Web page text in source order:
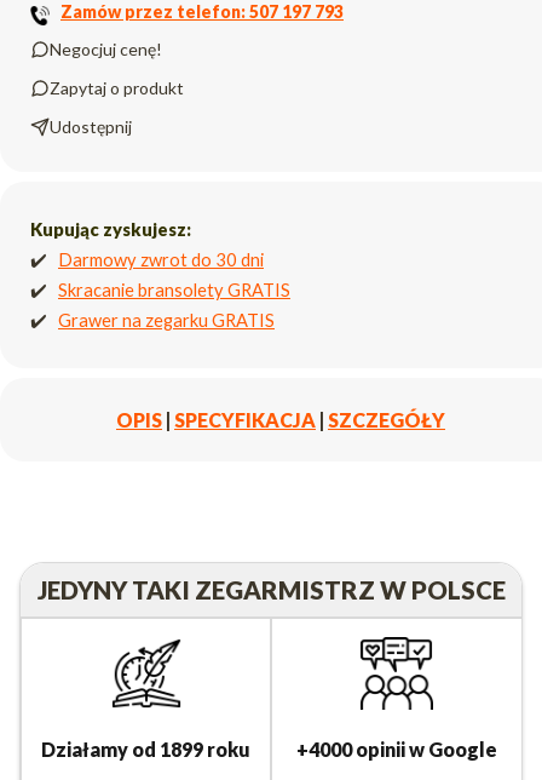
Zamów przez telefon: 507 197 793
Negocjuj cenę!
Zapytaj o produkt
Udostępnij
Kupując zyskujesz:
✔️ Darmowy zwrot do 30 dni
✔️ Skracanie bransolety GRATIS
✔️ Grawer na zegarku GRATIS
OPIS SPECYFIKACJA SZCZEGÓŁY
JEDYNY TAKI ZEGARMISTRZ W POLSCE
Działamy od 1899 roku +4000 opinii w Google